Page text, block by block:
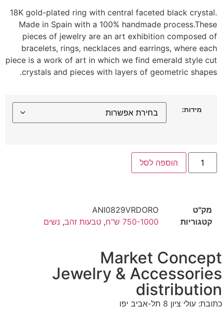
18K gold-plated ring with central faceted black crystal.
Made in Spain with a 100% handmade process.These
pieces of jewelry are an art exhibition composed of
bracelets, rings, necklaces and earrings, where each
piece is a work of art in which we find emerald style cut
crystals and pieces with layers of geometric shapes.
מידות:
הוספה לסל
מק"ט
ANI0829VRDORO
קטגוריות
750-1000 ש"ח , טבעות זהב, נשים
Market Concept
Jewelry & Accessories
distribution
כתובת: עולי ציון 8 תל-אביב יפו